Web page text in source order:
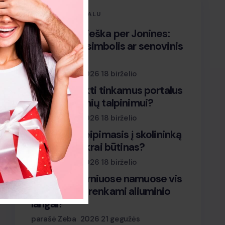
ŠIO METU AKTUALU
Paparčio paieška per Jonines:
romantikos simbolis ar senovinis
ritualas?
parašė Zeba 2026 18 birželio
Kaip pasirinkti tinkamus portalus
SEO straipsnių talpinimui?
parašė Zeba 2026 18 birželio
Oficialus kreipimasis į skolininką
– kada jis tikrai būtinas?
parašė Zeba 2026 18 birželio
Kodėl moderniuose namuose vis
dažniau pasirenkami aliuminio
langai?
parašė Zeba 2026 21 gegužės